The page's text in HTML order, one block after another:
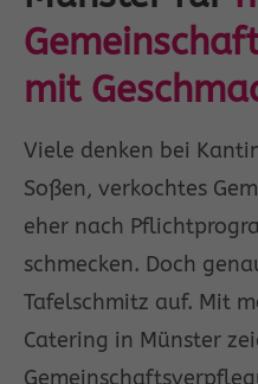
Drop us a line
adipiscing elit.
Aenean commodo
ridiculus mus.
mit
Viele denken bei
Soßen, verkochtes
eher nach
schmecken. Doch
Tafelschmitz auf. Mit
Catering in Münster